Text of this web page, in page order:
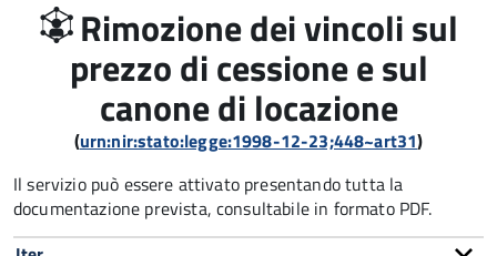
Rimozione dei vincoli sul
prezzo di cessione e sul
canone di locazione
(urn:nir:stato:legge:1998-12-23;448~art31)
Il servizio può essere attivato presentando tutta la
documentazione prevista, consultabile in formato PDF.